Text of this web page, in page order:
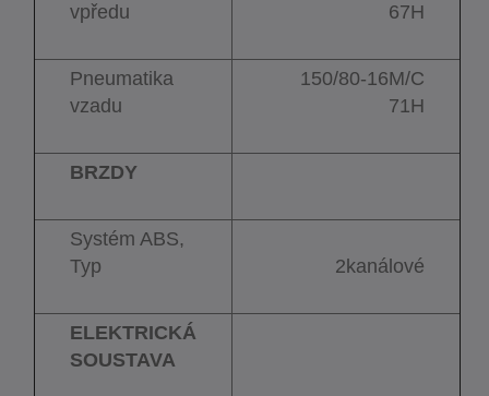
vpředu
67H
Pneumatika
vzadu
150/80-16M/C
71H
BRZDY
Systém ABS,
Typ
2kanálové
ELEKTRICKÁ
SOUSTAVA